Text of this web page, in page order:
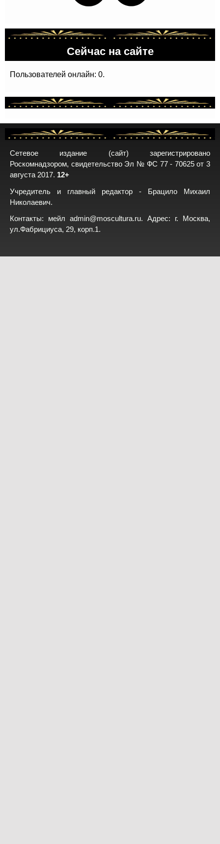
Сейчас на сайте
Пользователей онлайн: 0.
Сетевое издание (сайт) зарегистрировано
Роскомнадзором, свидетельство Эл № ФС 77 - 70625 от 3
августа 2017. 12+
Учредитель и главный редактор - Брацило Михаил
Николаевич.
Контакты: мейл admin@moscultura.ru. Адрес: г. Москва,
ул.Фабрициуса, 29, корп.1.